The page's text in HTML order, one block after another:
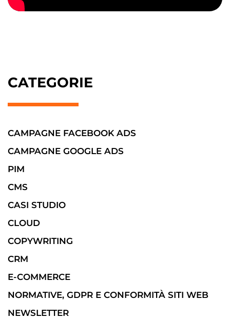
CATEGORIE
CAMPAGNE FACEBOOK ADS
CAMPAGNE GOOGLE ADS
PIM
CMS
CASI STUDIO
CLOUD
COPYWRITING
CRM
E-COMMERCE
NORMATIVE, GDPR E CONFORMITÀ SITI WEB
NEWSLETTER